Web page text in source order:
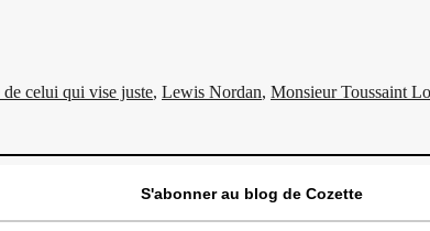
celui qui vise juste, Lewis Nordan, Monsieur Toussaint
S'abonner au blog de Cozette